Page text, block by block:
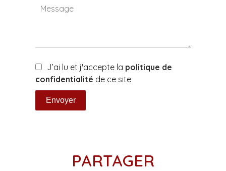
J’ai lu et j'accepte la politique de
confidentialité de ce site
Envoyer
PARTAGER